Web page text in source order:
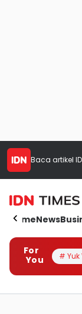
Baca artikel
HomeNews
For
You
# Yuk